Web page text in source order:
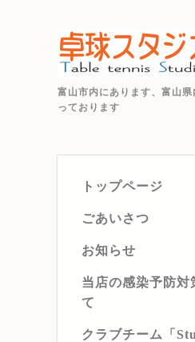
富山市内にあります、富山
っております
トップページ
ごあいさつ
お知らせ
当店の感染予防対
て
クラブチーム「